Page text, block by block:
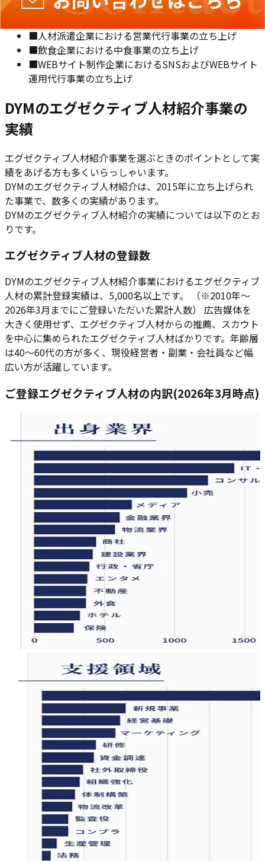
■ダイレクトマーケティング企業におけるコールセン
■人材派遣企業における営業代行事業の立ち上げ
■飲食企業における中食事業の立ち上げ
■WEBサイト制作企業におけるSNSおよびWEBサイト
運用代行事業の立ち上げ
DYMのエグゼクティブ人材紹介事業の
実績
エグゼクティブ人材紹介事業を選ぶときのポイントとして実
績をあげる方も多くいらっしゃいます。
DYMのエグゼクティブ人材紹介は、2015年に立ち上げられ
た事業で、数多くの実績があります。
DYMのエグゼクティブ人材紹介の実績については以下のとお
りです。
エグゼクティブ人材の登録数
DYMのエグゼクティブ人材紹介事業におけるエグゼクティブ
人材の累計登録実績は、5,000名以上です。 （※2010年～
2026年3月までにご登録いただいた累計人数） 広告媒体を
大きく使用せず、エグゼクティブ人材からの推薦、スカウト
を中心に集められたエグゼクティブ人材ばかりです。年齢層
は40～60代の方が多く、現役経営者・副業・会社員など幅
広い方が活躍しています。
ご登録エグゼクティブ人材の内訳(2026年3月時点)